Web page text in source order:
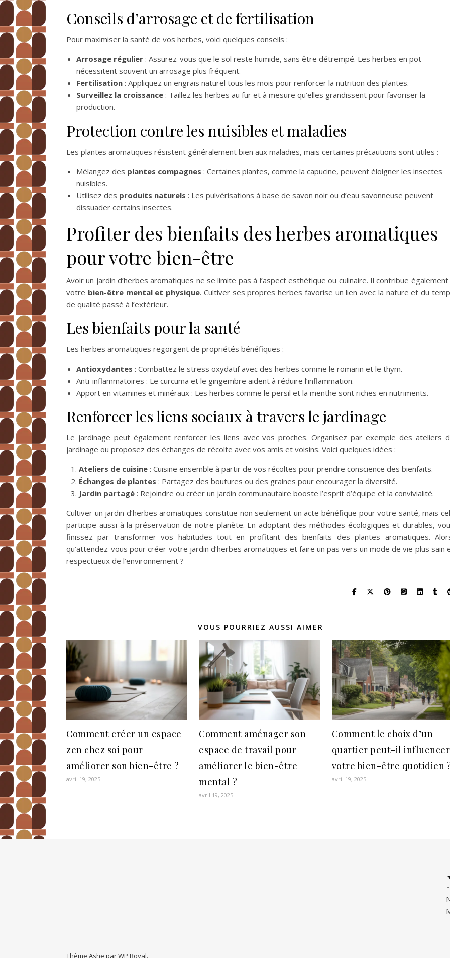
Conseils d’arrosage et de fertilisation
Pour maximiser la santé de vos herbes, voici quelques conseils :
Arrosage régulier : Assurez-vous que le sol reste humide, sans être détrempé. Les herbes en pot
nécessitent souvent un arrosage plus fréquent.
Fertilisation : Appliquez un engrais naturel tous les mois pour renforcer la nutrition des plantes.
Surveillez la croissance : Taillez les herbes au fur et à mesure qu’elles grandissent pour favoriser la
production.
Protection contre les nuisibles et maladies
Les plantes aromatiques résistent généralement bien aux maladies, mais certaines précautions sont utiles :
Mélangez des plantes compagnes : Certaines plantes, comme la capucine, peuvent éloigner les insectes
nuisibles.
Utilisez des produits naturels : Les pulvérisations à base de savon noir ou d’eau savonneuse peuvent
dissuader certains insectes.
Profiter des bienfaits des herbes aromatiques
pour votre bien-être
Avoir un jardin d’herbes aromatiques ne se limite pas à l’aspect esthétique ou culinaire. Il contribue également
votre bien-être mental et physique. Cultiver ses propres herbes favorise un lien avec la nature et du
de qualité passé à l’extérieur.
Les bienfaits pour la santé
Les herbes aromatiques regorgent de propriétés bénéfiques :
Antioxydantes : Combattez le stress oxydatif avec des herbes comme le romarin et le thym.
Anti-inflammatoires : Le curcuma et le gingembre aident à réduire l’inflammation.
Apport en vitamines et minéraux : Les herbes comme le persil et la menthe sont riches en nutriments.
Renforcer les liens sociaux à travers le jardinage
Le jardinage peut également renforcer les liens avec vos proches. Organisez par exemple des ateliers
jardinage ou proposez des échanges de récolte avec vos amis et voisins. Voici quelques idées :
Ateliers de cuisine : Cuisine ensemble à partir de vos récoltes pour prendre conscience des bienfaits.
Échanges de plantes : Partagez des boutures ou des graines pour encourager la diversité.
Jardin partagé : Rejoindre ou créer un jardin communautaire booste l’esprit d’équipe et la convivialité.
Cultiver un jardin d’herbes aromatiques constitue non seulement un acte bénéfique pour votre santé, mais
participe aussi à la préservation de notre planète. En adoptant des méthodes écologiques et durables,
finissez par transformer vos habitudes tout en profitant des bienfaits des plantes aromatiques.
qu’attendez-vous pour créer votre jardin d’herbes aromatiques et faire un pas vers un mode de vie plus sain
respectueux de l’environnement ?
VOUS POURRIEZ AUSSI AIMER
Comment créer un espace
zen chez soi pour
améliorer son bien-être ?
avril 19, 2025
Comment aménager son
espace de travail pour
améliorer le bien-être
mental ?
avril 19, 2025
Comment le choix d’un
quartier peut-il influencer
votre bien-être quotidien
avril 19, 2025
Thème Ashe parWP Royal.